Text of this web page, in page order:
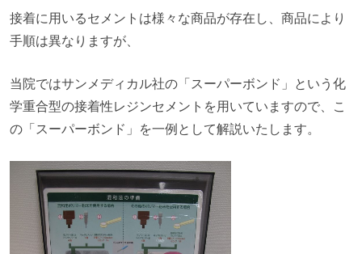
接着に用いるセメントは様々な商品が存在し、商品により
手順は異なりますが、
当院ではサンメディカル社の「スーパーボンド」という化
学重合型の接着性レジンセメントを用いていますので、こ
の「スーパーボンド」を一例として解説いたします。